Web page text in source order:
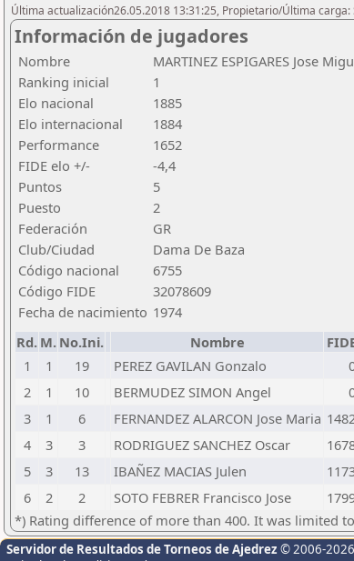
Última actualización26.05.2018 13:31:25, Propietario/Última carga:
Información de jugadores
Nombre
MARTINEZ ESPIGARES Jose
Ranking inicial
1
Elo nacional
1885
Elo internacional
1884
Performance
1652
FIDE elo +/-
-4,4
Puntos
5
Puesto
2
Federación
GR
Club/Ciudad
Dama De Baza
Código nacional
6755
Código FIDE
32078609
Fecha de nacimiento 1974
Rd. M. No.Ini. Nombre
1
1 19 PEREZ GAVILAN Gonzalo
2
1 10 BERMUDEZ SIMON Angel
3
1 6 FERNANDEZ ALARCON Jose Maria
4
3 3 RODRIGUEZ SANCHEZ Oscar
5
3 13 IBAÑEZ MACIAS Julen
6
2 2 SOTO FEBRER Francisco Jose
*) Rating difference of more than 400. It was limited
Servidor de Resultados de Torneos de Ajedrez © 2006-